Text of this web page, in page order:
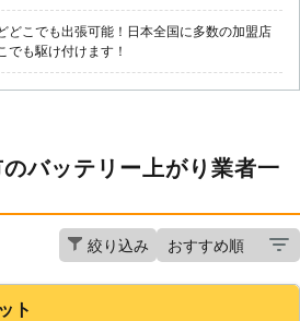
どこでも出張可能！日本全国に多数の加盟店
でも駆け付けます！
バッテリー上がり業者一
絞り込み
ト